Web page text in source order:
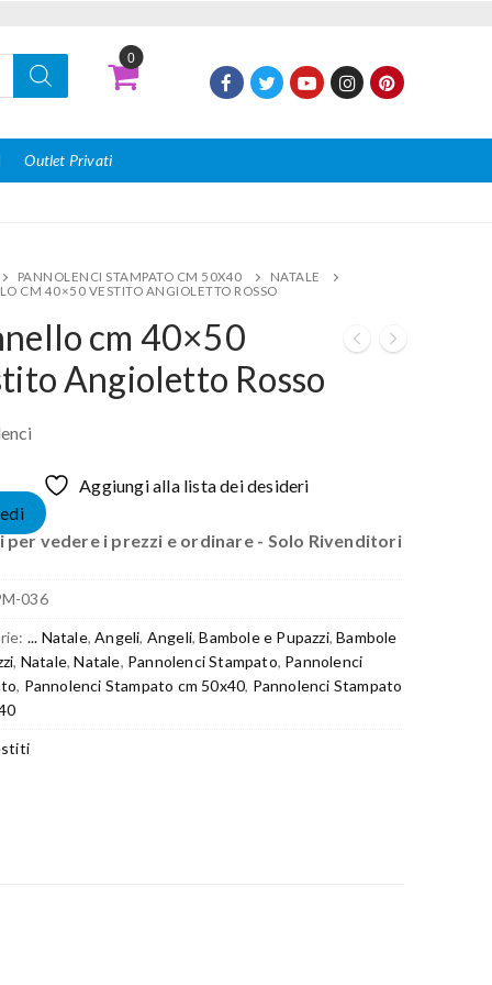
0
Outlet Privati
PANNOLENCI STAMPATO CM 50X40
NATALE
CM 40×50 VESTITO ANGIOLETTO ROSSO
cm 40×50
Angioletto Rosso
Aggiungi alla lista dei desideri
per vedere i prezzi e ordinare - Solo Rivenditori
036
... Natale,Angeli, Angeli,Bambole e Pupazzi,Bambole
, Natale,Natale, Pannolenci Stampato, Pannolenci
, Pannolenci Stampato cm 50x40, Pannolenci Stampato